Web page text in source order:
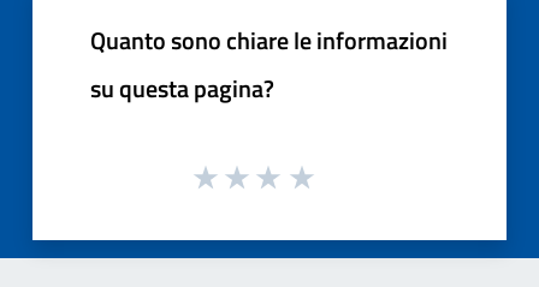
Quanto sono chiare le informazioni
su questa pagina?